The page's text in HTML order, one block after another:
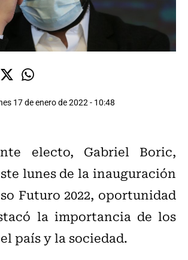
17 de enero de 2022 - 10:48
electo, Gabriel Boric,
lunes de la inauguración
Futuro 2022, oportunidad
la importancia de los
país y la sociedad.